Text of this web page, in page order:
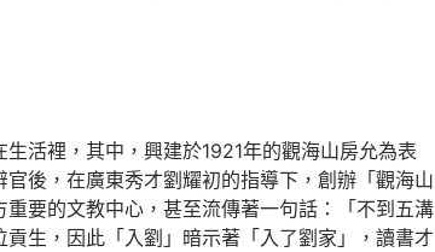
活裡，其中，興建於1921年的觀海山房允為表
後，在廣東秀才劉耀初的指導下，創辦「觀海山
要的文教中心，甚至流傳著一句話：「不到五溝
生，因此「入劉」暗示著「入了劉家」，讀書才